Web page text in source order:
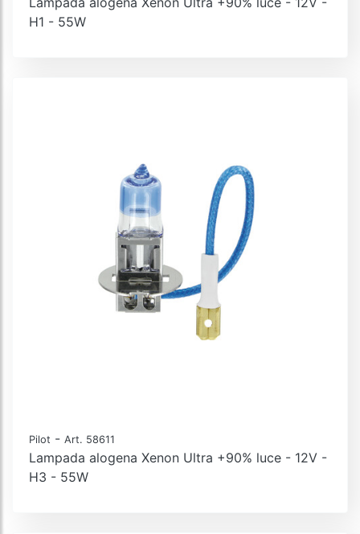
H1 - 55W
Pilot - Art. 58611
Lampada alogena Xenon Ultra +90% luce - 12V -
H3 - 55W